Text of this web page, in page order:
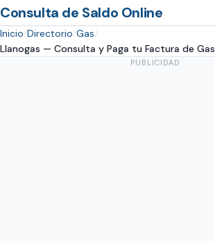
Consulta de Saldo Online
Inicio Directorio Gas
Llanogas — Consulta y Paga tu Factura de Gas
PUBLICIDAD